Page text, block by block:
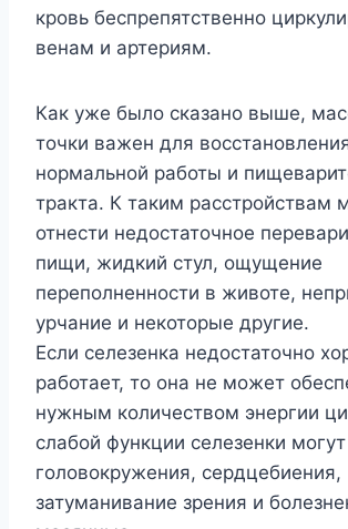
кровь беспрепятственно
венам и артериям.
Как уже было сказано выше,
точки важен для
нормальной работы и
тракта. К таким расстройствам
отнести недостаточное
пищи, жидкий стул, ощущение
переполненности в животе,
урчание и некоторые другие.
Если селезенка недостаточно
работает, то она не может
нужным количеством энергии
слабой функции селезенки
головокружения, сердцебиения,
затуманивание зрения и